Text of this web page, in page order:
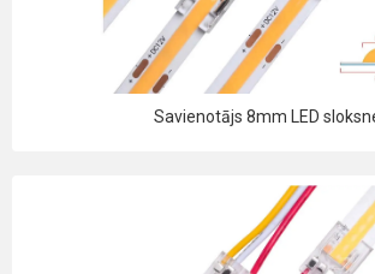
Savienotājs 8mm LED